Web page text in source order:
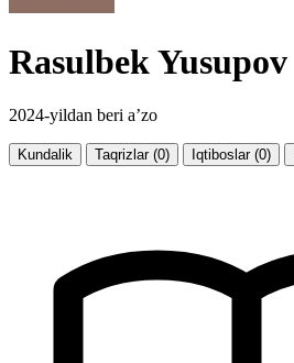
Rasulbek Yusupov
2024-yildan beri a’zo
Kundalik Taqrizlar (0) Iqtiboslar (0)